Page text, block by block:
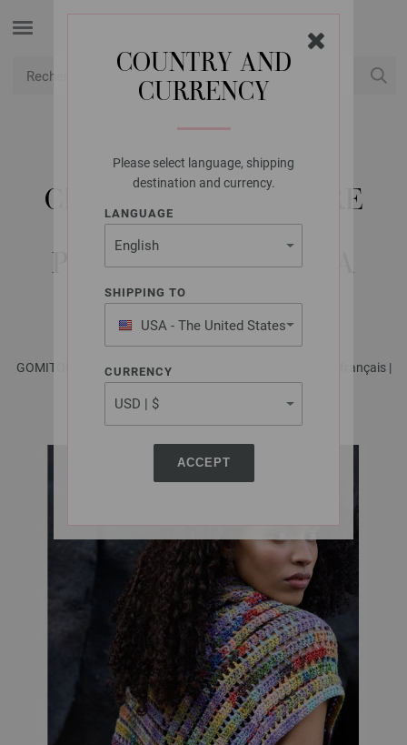
COUNTRY AND
CURRENCY
Please select language, shipping
destination and currency.
LANGUAGE
SHIPPING TO
USA - The United States
of America
CURRENCY
ACCEPT
LANA GROSSA
CHALE TRIANGULAIRE
CROCHETE AVEC 2
PELOTES COTONELLA
MULTI
GOMITOLO No. 15 - Magazine allemand + explications en français |
Modèle 27